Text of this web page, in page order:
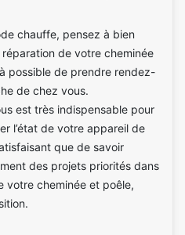
chauffe, pensez à bien
de votre cheminée
possible de prendre rendez-
de chez vous.
est très indispensable pour
l’état de votre appareil de
que de savoir
des projets priorités dans
votre cheminée et poêle,